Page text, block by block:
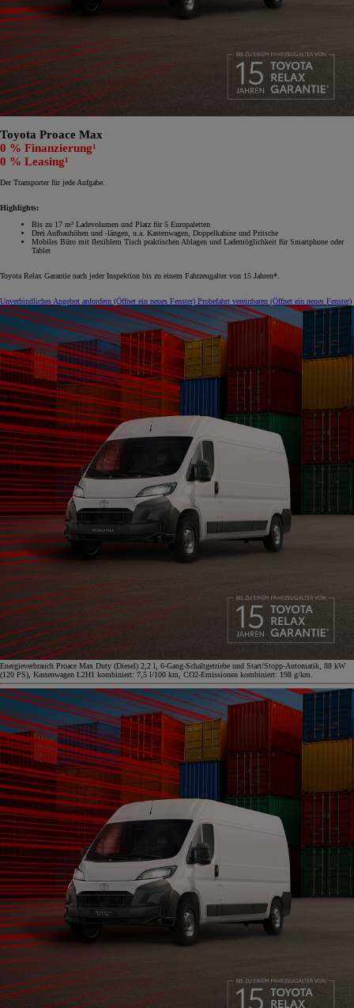
Toyota Proace Max
0 % Finanzierung¹
0 % Leasing¹
Der Transporter für jede Aufgabe.
Highlights:
Bis zu 17 m³ Ladevolumen und Platz für 5 Europaletten
Drei Aufbauhöhen und -längen, u.a. Kastenwagen, Doppelkabine und Pritsche
Mobiles Büro mit flexiblem Tisch praktischen Ablagen und Lademöglichkeit für Smartphone oder
Tablet
Toyota Relax Garantie nach jeder Inspektion bis zu einem Fahrzeugalter von 15 Jahren*.
Unverbindliches Angebot anfordern (Öffnet ein neues Fenster) Probefahrt vereinbaren (Öffnet ein neues Fenster)
Energieverbrauch Proace Max Duty (Diesel) 2,2 l, 6-Gang-Schaltgetriebe und Start/Stopp-Automatik, 88 kW
(120 PS), Kastenwagen L2H1 kombiniert: 7,5 l/100 km, CO2-Emissionen kombiniert: 198 g/km.